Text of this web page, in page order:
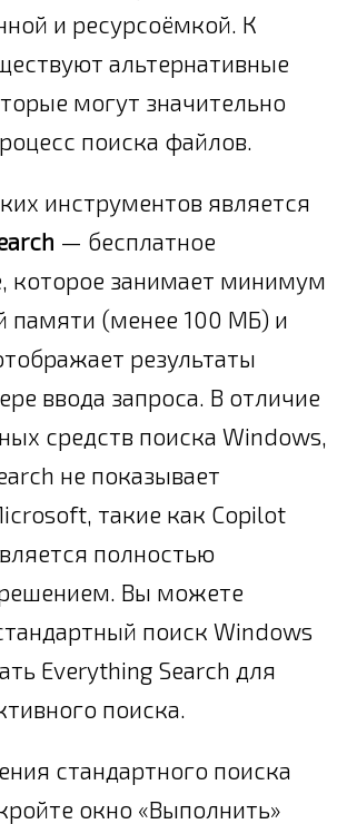
и ресурсоёмкой. К
альтернативные
могут значительно
поиска файлов.
инструментов является
— бесплатное
которое занимает минимум
памяти (менее 100 МБ) и
результаты
ввода запроса. В отличие
средств поиска Windows,
не показывает
такие как Copilot
полностью
Вы можете
поиск Windows
Everything Search для
поиска.
стандартного поиска
окно «Выполнить»